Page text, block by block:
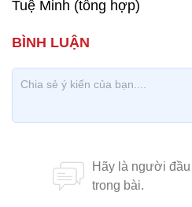
Tuệ Minh (tổng hợp)